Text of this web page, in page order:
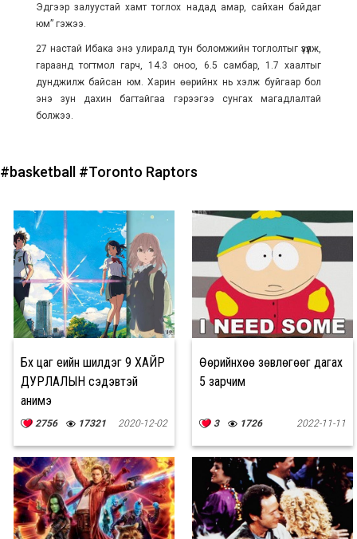
Эдгээр залуустай хамт тоглох надад амар, сайхан байдаг
юм” гэжээ.
27 настай Ибака энэ улиралд тун боломжийн тоглолтыг үзүүлж,
гараанд тогтмол гарч, 14.3 оноо, 6.5 самбар, 1.7 хаалтыг
дунджилж байсан юм. Харин өөрийнх нь хэлж буйгаар бол
энэ зун дахин багтайгаа гэрээгээ сунгах магадлалтай
болжээ.
#basketball #Toronto Raptors
Бүх цаг үеийн шилдэг 9 ХАЙР
ДУРЛАЛЫН сэдэвтэй
анимэ
2756 17321 2020-12-02
Өөрийнхөө зөвлөгөөг дагах
5 зарчим
3 1726 2022-11-11